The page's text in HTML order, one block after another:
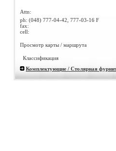
Attn:
ph: (048) 777-04-42, 777-03-16 F
fax:
cell:
Просмотр карты / маршрута
Классификация
Комплектующие / Столярная